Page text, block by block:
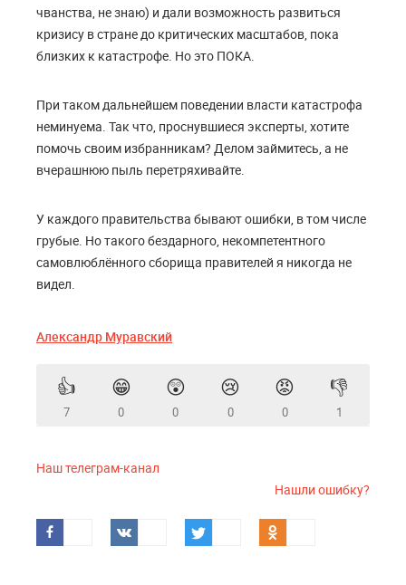
чванства, не знаю) и дали возможность развиться
кризису в стране до критических масштабов, пока
близких к катастрофе. Но это ПОКА.
При таком дальнейшем поведении власти катастрофа
неминуема. Так что, проснувшиеся эксперты, хотите
помочь своим избранникам? Делом займитесь, а не
вчерашнюю пыль перетряхивайте.
У каждого правительства бывают ошибки, в том числе
грубые. Но такого бездарного, некомпетентного
самовлюблённого сборища правителей я никогда не
видел.
Александр Муравский
👍
7
😁
0
😲
0
😢
0
😡
0
👎
1
Наш телеграм-канал
Нашли ошибку?